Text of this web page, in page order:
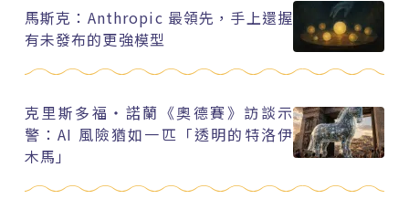
馬斯克：Anthropic 最領先，手上還握
有未發布的更強模型
克里斯多福・諾蘭《奧德賽》訪談示
警：AI 風險猶如一匹「透明的特洛伊
木馬」